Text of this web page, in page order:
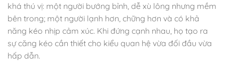
khá thú vị: một người bướng bỉnh, dễ xù lông nhưng mềm
bên trong; một người lạnh hơn, chững hơn và có khả
năng kéo nhịp cảm xúc. Khi đứng cạnh nhau, họ tạo ra
sự căng kéo cần thiết cho kiểu quan hệ vừa đối đầu vừa
hấp dẫn.